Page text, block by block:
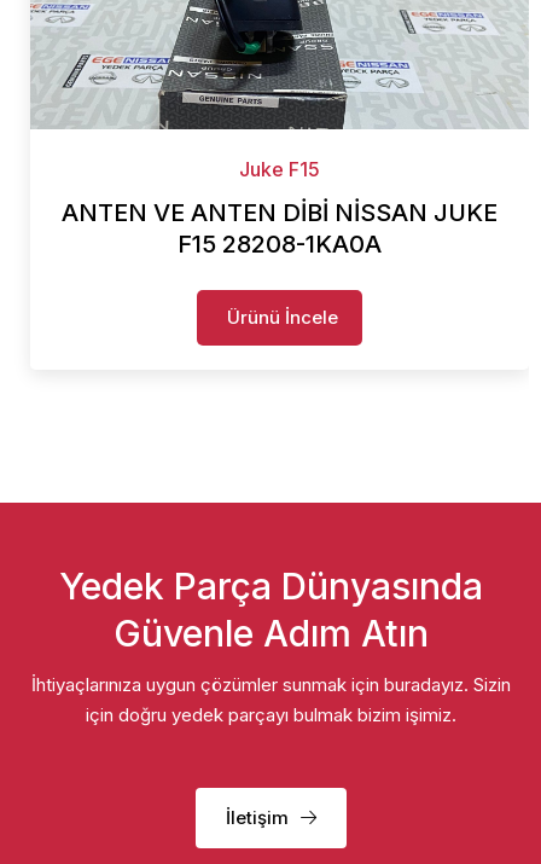
Juke F15
ANTEN VE ANTEN DİBİ NİSSAN JUKE
F15 28208-1KA0A
Ürünü İncele
Yedek Parça Dünyasında
Güvenle Adım Atın
İhtiyaçlarınıza uygun çözümler sunmak için buradayız. Sizin
için doğru yedek parçayı bulmak bizim işimiz.
İletişim